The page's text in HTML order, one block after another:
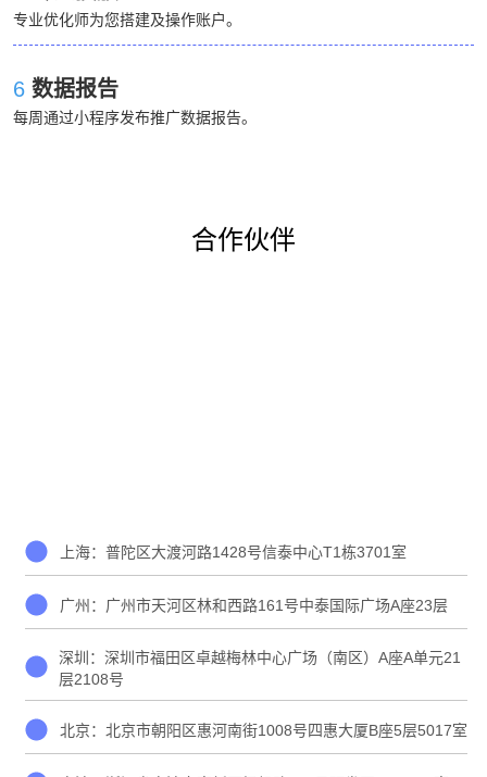
专业优化师为您搭建及操作账户。
6 数据报告
每周通过小程序发布推广数据报告。
合作伙伴
上海：普陀区大渡河路1428号信泰中心T1栋3701室
广州：广州市天河区林和西路161号中泰国际广场A座23层
深圳：深圳市福田区卓越梅林中心广场（南区）A座A单元21
层2108号
北京：北京市朝阳区惠河南街1008号四惠大厦B座5层5017室